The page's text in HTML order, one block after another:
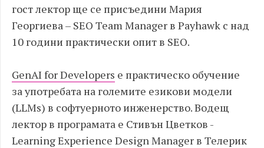
гост лектор ще се присъедини Мария
Георгиева – SEO Team Manager в Payhawk с над
10 години практически опит в SEO.
GenAI for Developers е практическо обучение
за употребата на големите езикови модели
(LLMs) в софтуерното инженерство. Водещ
лектор в програмата е Стивън Цветков -
Learning Experience Design Manager в Телерик